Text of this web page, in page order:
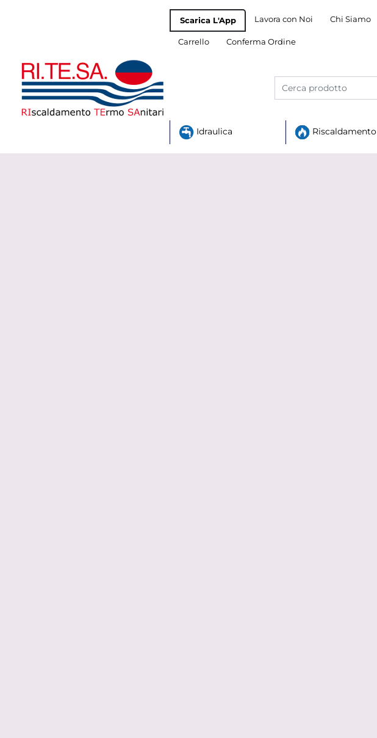
Scarica L'App Lavora con Noi Chi Siamo
Carrello Conferma Ordine
Idraulica Riscaldamento